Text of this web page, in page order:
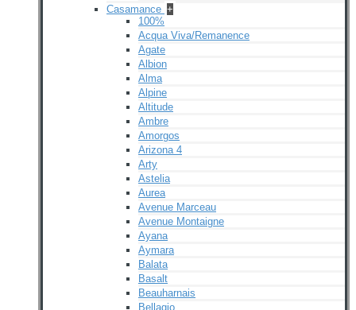
Casamance +
100%
Acqua Viva/Remanence
Agate
Albion
Alma
Alpine
Altitude
Ambre
Amorgos
Arizona 4
Arty
Astelia
Aurea
Avenue Marceau
Avenue Montaigne
Ayana
Aymara
Balata
Basalt
Beauharnais
Bellagio